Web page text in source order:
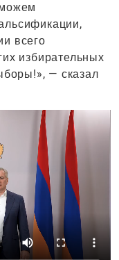
всего
избирательных
— сказал